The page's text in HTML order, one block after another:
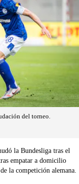
del torneo.
la Bundesliga tras el
empatar a domicilio
la competición alemana.